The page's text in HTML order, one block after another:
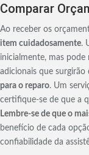
Comparar
Ao receber os
item cuidadosamente.
inicialmente, mas pode
adicionais que surgirão
para o reparo. Um
certifique-se de que a
Lembre-se de que o
benefício de cada
confiabilidade da